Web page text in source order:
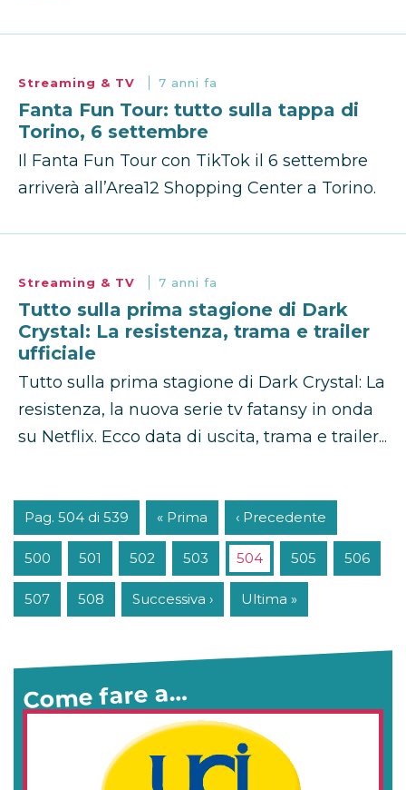
Streaming & TV 7 anni fa
Fanta Fun Tour: tutto sulla tappa di
Torino, 6 settembre
Il Fanta Fun Tour con TikTok il 6 settembre
arriverà all’Area12 Shopping Center a Torino.
Streaming & TV 7 anni fa
Tutto sulla prima stagione di Dark
Crystal: La resistenza, trama e trailer
ufficiale
Tutto sulla prima stagione di Dark Crystal: La
resistenza, la nuova serie tv fatansy in onda
su Netflix. Ecco data di uscita, trama e trailer...
Pag. 504 di 539 « Prima ‹ Precedente
500 501 502 503 504 505 506
507 508 Successiva › Ultima »
Come fare a…